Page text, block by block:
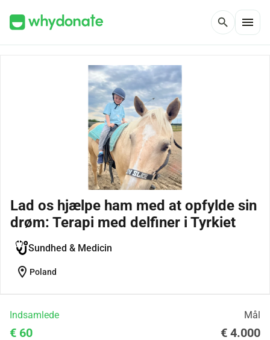
search menu
Lad os hjælpe ham med at opfylde sin
drøm: Terapi med delfiner i Tyrkiet
Sundhed & Medicin
location_on Poland
Indsamlede Mål
€ 60 € 4.000